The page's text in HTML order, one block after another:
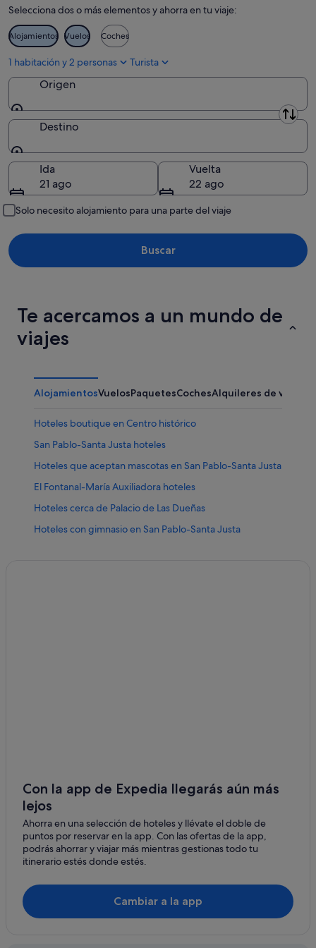
ago
8
ago
-
de
semana,
7
ago
ago
Selecciona dos o más elementos y ahorra en tu viaje:
Alojamientos Vuelos Coches
1 habitación y 2 personas Turista
Origen
Origen
Destino
Destino
Ida
21 ago
Vuelta
22 ago
Solo necesito alojamiento para una parte del viaje
Buscar
Te acercamos a un mundo de
viajes
AlojamientosVuelosPaquetesCochesAlquileres de
Hoteles boutique en Centro histórico
San Pablo-Santa Justa hoteles
Hoteles que aceptan mascotas en San Pablo-Santa Justa
El Fontanal-María Auxiliadora hoteles
Hoteles cerca de Palacio de Las Dueñas
Hoteles con gimnasio en San Pablo-Santa Justa
Hoteles con piscina en San Pablo-Santa Justa
Hoteles cerca de Estación de Sevilla-Santa Justa
Hoteles con todo incluido en Andalucía
Hoteles LGTBQIA en Nervión
Exe Hotels en Nervión
Hoteles de lujo en Sevilla
Con la app de Expedia llegarás aún más
lejos
Ahorra en una selección de hoteles y llévate el doble de
puntos por reservar en la app. Con las ofertas de la app,
podrás ahorrar y viajar más mientras gestionas todo tu
itinerario estés donde estés.
Cambiar a la app